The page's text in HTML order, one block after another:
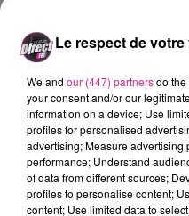
jusqu'à une poubelle.
réseau autoroutier
proposent des bennes
de la Fondation Vinci
Parisien/Aujourd'hui en
Et malgrèlerisque
France cet été, l'étude
régulièrement des
véhicule. Un fumeur sur
Le respect de
We and our (447) partnersdo
your consent and/or our
information on a device; Use
profiles for personalised
advertising; Measure advertising
performance; Understand
of data from different sources;
profiles to personalise content;
content; Use limited data to